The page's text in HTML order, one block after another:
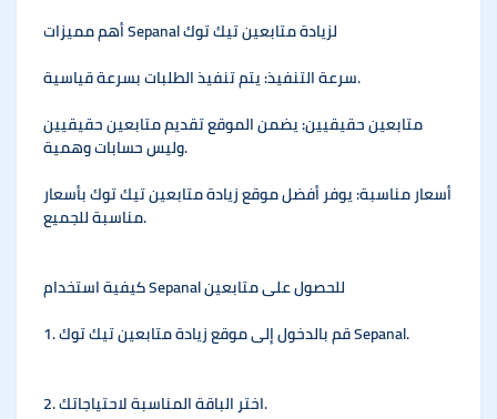
أهم مميزات Sepanal لزيادة متابعين تيك توك
سرعة التنفيذ: يتم تنفيذ الطلبات بسرعة قياسية.
متابعين حقيقيين: يضمن الموقع تقديم متابعين حقيقيين
وليس حسابات وهمية.
أسعار مناسبة: يوفر أفضل موقع زيادة متابعين تيك توك بأسعار
مناسبة للجميع.
كيفية استخدام Sepanal للحصول على متابعين
1. قم بالدخول إلى موقع زيادة متابعين تيك توك Sepanal.
2. اختر الباقة المناسبة لاحتياجاتك.